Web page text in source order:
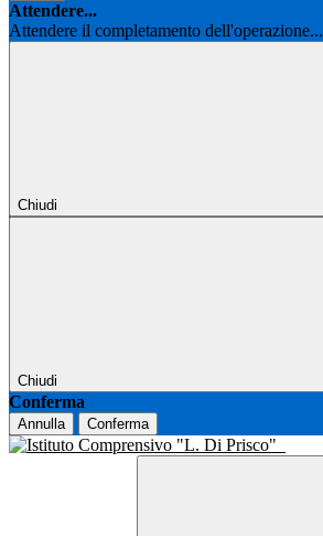
Attendere...
Attendere il completamento dell'operazione...
Chiudi
Chiudi
Conferma
Annulla Conferma